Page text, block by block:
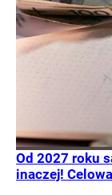
Od 2027 roku
inaczej!